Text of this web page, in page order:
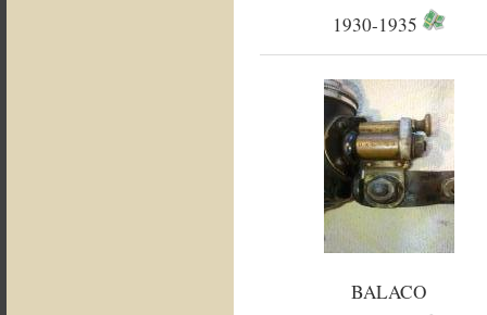
1930-1935
BALACO